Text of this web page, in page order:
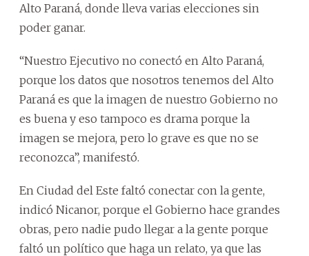
Alto Paraná, donde lleva varias elecciones sin
poder ganar.
“Nuestro Ejecutivo no conectó en Alto Paraná,
porque los datos que nosotros tenemos del Alto
Paraná es que la imagen de nuestro Gobierno no
es buena y eso tampoco es drama porque la
imagen se mejora, pero lo grave es que no se
reconozca”, manifestó.
En Ciudad del Este faltó conectar con la gente,
indicó Nicanor, porque el Gobierno hace grandes
obras, pero nadie pudo llegar a la gente porque
faltó un político que haga un relato, ya que las